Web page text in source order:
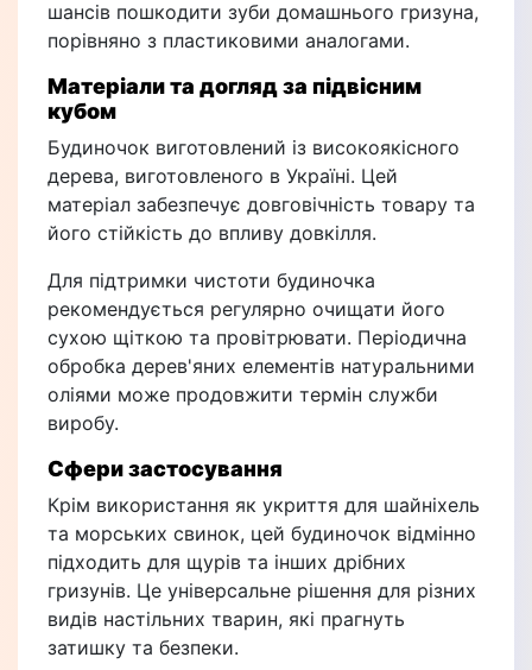
шансів пошкодити зуби домашнього гризуна,
порівняно з пластиковими аналогами.
Матеріали та догляд за підвісним
кубом
Будиночок виготовлений із високоякісного
дерева, виготовленого в Україні. Цей
матеріал забезпечує довговічність товару та
його стійкість до впливу довкілля.
Для підтримки чистоти будиночка
рекомендується регулярно очищати його
сухою щіткою та провітрювати. Періодична
обробка дерев'яних елементів натуральними
оліями може продовжити термін служби
виробу.
Сфери застосування
Крім використання як укриття для шайніхель
та морських свинок, цей будиночок відмінно
підходить для щурів та інших дрібних
гризунів. Це універсальне рішення для різних
видів настільних тварин, які прагнуть
затишку та безпеки.